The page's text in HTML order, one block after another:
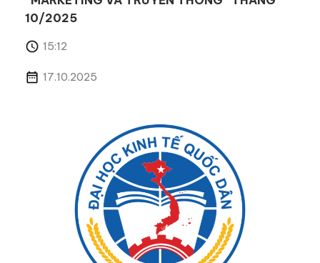
10/2025
15:12
17.10.2025